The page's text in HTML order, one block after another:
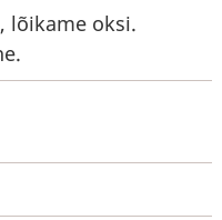
lõikame oksi.